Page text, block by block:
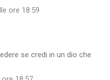
ore 18:59
se credi in un dio che